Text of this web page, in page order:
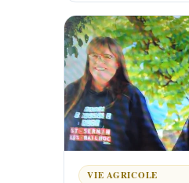
VIE AGRICOLE